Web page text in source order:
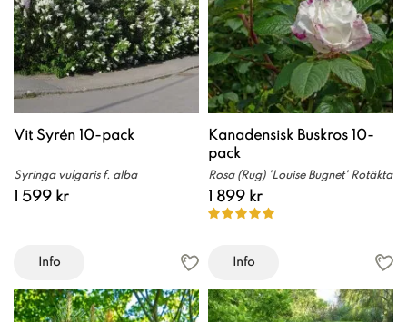
Vit Syrén 10-pack
Syringa vulgaris f. alba
1 599 kr
Info
Kanadensisk Buskros 10-
pack
Rosa (Rug) 'Louise Bugnet' Rotäkta
1 899 kr
Info